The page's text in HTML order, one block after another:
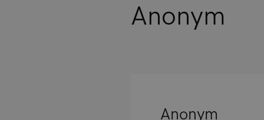
Anonym
Anonym